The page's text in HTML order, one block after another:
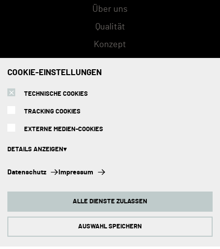
COOKIE-EINSTELLUNGEN
TECHNISCHE COOKIES
TRACKING COOKIES
EXTERNE MEDIEN-COOKIES
DETAILS ANZEIGEN
Technische Cookies:
Um unsere Website kontinuierlich zu verbessern, analysieren wir die
Verhaltensweisen der Besucher. Dazu nutzen wir Tracking Cookies für
Datenschutz Impressum
AUSWAHL SPEICHERN
ALLE DIENSTE ZULASSEN
Über uns
Qualität
Konzept
Beratungstermin
Abholorte
Impressum